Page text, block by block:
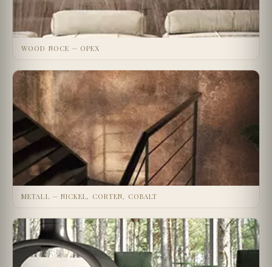
WOOD NOCE — ОРЕХ
METALL — NICKEL, CORTEN, COBALT